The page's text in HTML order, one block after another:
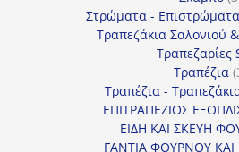
Στρώματα -
Τραπεζάκια Σαλονιού
Τραπεζαρίες
Τραπέζια
Τραπέζια -
ΕΠΙΤΡΑΠΕΖΙΟΣ
ΕΙΔΗ ΚΑΙ ΣΚΕΥΗ
ΓΑΝΤΙΑ ΦΟΥΡΝΟΥ ΚΑΙ